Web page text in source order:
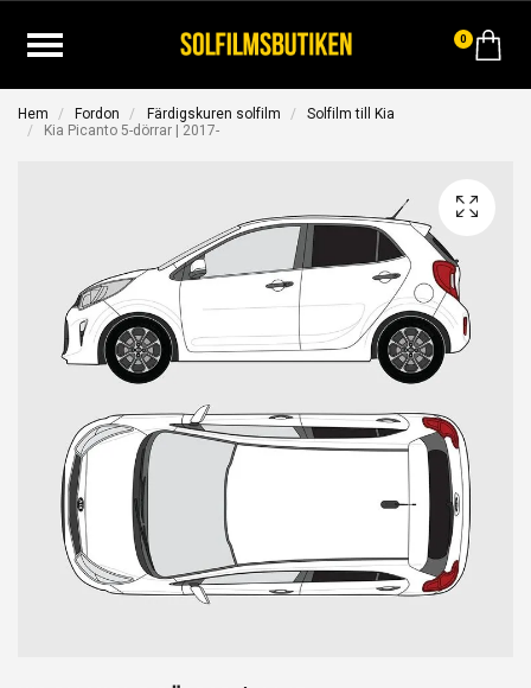
0
Hem Fordon Färdigskuren solfilm
Solfilm till Kia
Kia Picanto 5-dörrar | 2017-